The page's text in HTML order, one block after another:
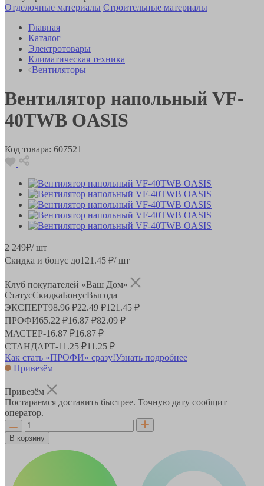
Отделочные материалы Строительные материалы
Главная
Каталог
Электротовары
Климатическая техника
Вентиляторы
Вентилятор напольный VF-
40TWB OASIS
Код товара: 607521
2 249₽/ шт
Скидка и бонус до121.45 ₽/ шт
Клуб покупателей «Ваш Дом»
СтатусСкидкаБонусВыгода
ЭКСПЕРТ98.96 ₽22.49 ₽121.45 ₽
ПРОФИ65.22 ₽16.87 ₽82.09 ₽
МАСТЕР-16.87 ₽16.87 ₽
СТАНДАРТ-11.25 ₽11.25 ₽
Как стать «ПРОФИ» сразу!Узнать подробнее
Привезём
Привезём
Постараемся доставить быстрее. Точную дату сообщит
оператор.
В корзину